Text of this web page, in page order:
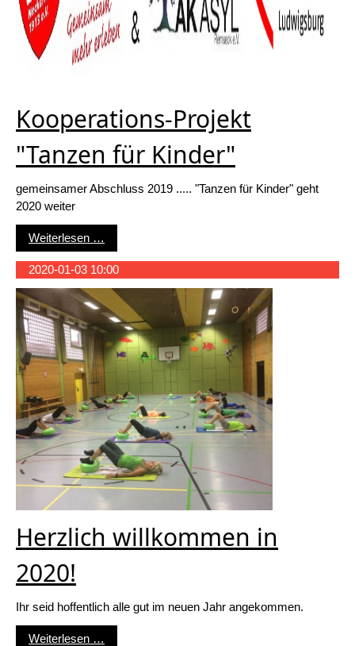
Kooperations-Projekt
"Tanzen für Kinder"
gemeinsamer Abschluss 2019 ..... "Tanzen für Kinder" geht
2020 weiter
Weiterlesen …
2020-01-03 10:00
Herzlich willkommen in
2020!
Ihr seid hoffentlich alle gut im neuen Jahr angekommen.
Weiterlesen …